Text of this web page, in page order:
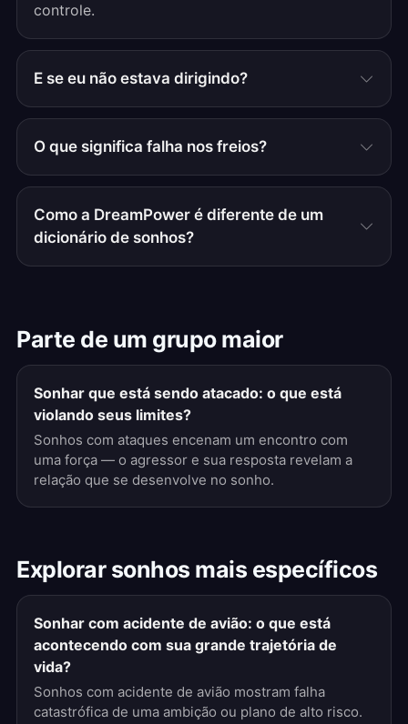
controle.
E se eu não estava dirigindo?
O que significa falha nos freios?
Como a DreamPower é diferente de um
dicionário de sonhos?
Parte de um grupo maior
Sonhar que está sendo atacado: o que está
violando seus limites?
Sonhos com ataques encenam um encontro com
uma força — o agressor e sua resposta revelam a
relação que se desenvolve no sonho.
Explorar sonhos mais específicos
Sonhar com acidente de avião: o que está
acontecendo com sua grande trajetória de
vida?
Sonhos com acidente de avião mostram falha
catastrófica de uma ambição ou plano de alto risco.